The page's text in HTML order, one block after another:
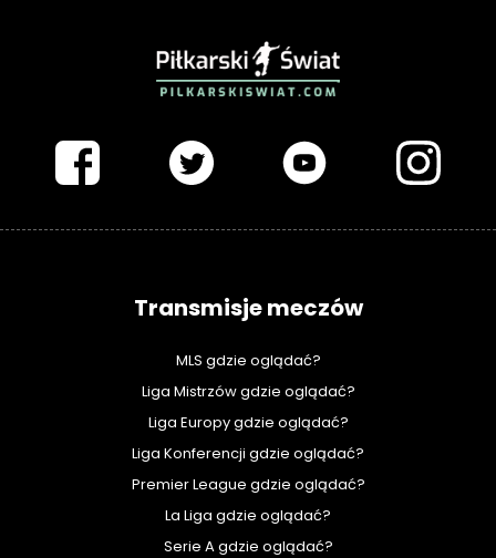
Transmisje meczów
MLS gdzie oglądać?
Liga Mistrzów gdzie oglądać?
Liga Europy gdzie oglądać?
Liga Konferencji gdzie oglądać?
Premier League gdzie oglądać?
La Liga gdzie oglądać?
Serie A gdzie oglądać?